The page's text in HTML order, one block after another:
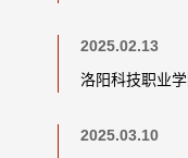
2025.02.13
洛阳科技职业
2025.03.10